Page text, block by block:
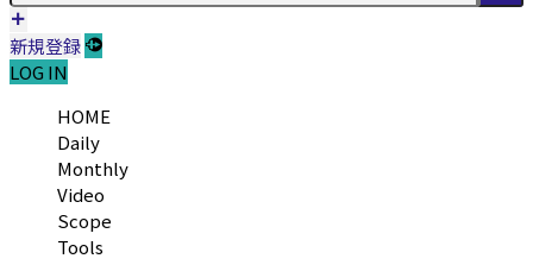
新規登録
LOG IN
HOME
Daily
Monthly
Video
Scope
Tools